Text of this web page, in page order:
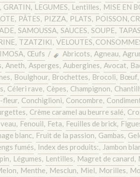
, GRATIN, LEGUMES, Lentilles, MISE EN
, PÂTES, PIZZA, PLATS, POISSON,
, SAMOUSSA, SAUCES, SOUPE, TAPAS
, TZATZIKI, VELOUTES,
, Œufs / Abricots, Agneau,
, Aneth, Asperges, Aubergines, Avocat,
, Boulghour, Brochettes, Brocoli, Bœuf,
, Céleri rave, Cèpes, Champignon,
fleur, Conchiglioni, Concombre,
, Crème caramel au beurre salé,
, Fenouil, Feta, Feuilles de brick,
blanc, Fruit de la passion, Gambas,
fumés, Index des produits:, Jambon
, Légumes, Lentilles, Magret de canard,
, Menthe, Mesclun, Miel, Morilles,